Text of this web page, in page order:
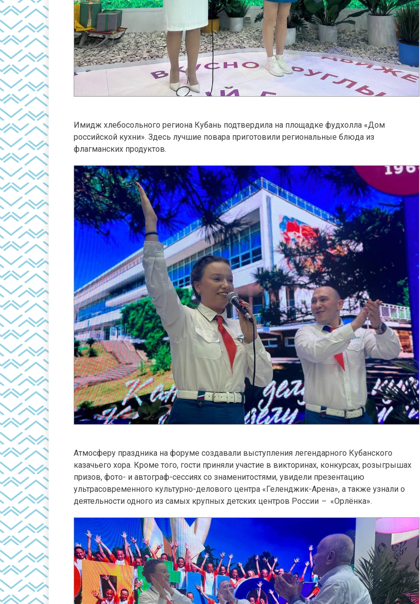
Имидж хлебосольного региона Кубань подтвердила на площадке фудхолла «Дом
российской кухни». Здесь лучшие повара приготовили региональные блюда из
флагманских продуктов.
Атмосферу праздника на форуме создавали выступления легендарного Кубанского
казачьего хора. Кроме того, гости приняли участие в викторинах, конкурсах, розыгрышах
призов, фото- и автограф-сессиях со знаменитостями, увидели презентацию
ультрасовременного культурно-делового центра «Геленджик-Арена», а также узнали о
деятельности одного из самых крупных детских центров России – «Орлёнка».